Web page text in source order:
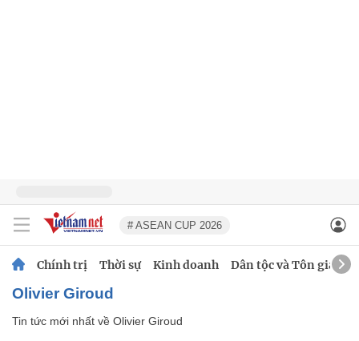
# ASEAN CUP 2026
Chính trị Thời sự Kinh doanh Dân tộc và Tôn giáo
Olivier Giroud
Tin tức mới nhất về Olivier Giroud